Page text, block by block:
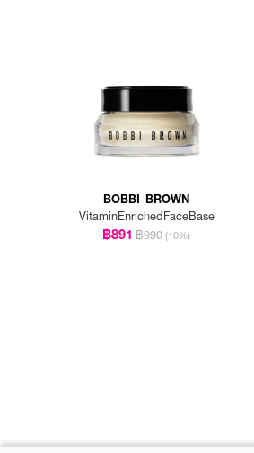
BOBBI BROWN
VitaminEnrichedFaceBase
฿891 ฿990 (10%)